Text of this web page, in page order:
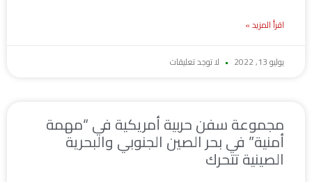
اقرأ المزيد »
يوليو 13, 2022 لا توجد تعليقات
مجموعة سفن حربية أمريكية في “مهمة
أمنية” في بحر الصين الجنوبي والبحرية
الصينية تتحرك